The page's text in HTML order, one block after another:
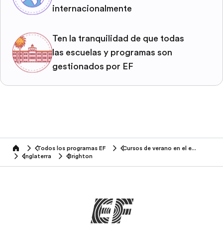
internacionalmente
Ten la tranquilidad de que todas
las escuelas y programas son
gestionados por EF
home Todos los programas EF
Cursos de verano en el extranjero
Inglaterra
Brighton